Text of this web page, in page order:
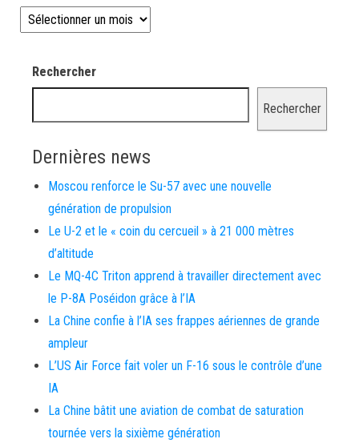
Les news depuis 2008
Rechercher
Rechercher
Dernières news
Moscou renforce le Su-57 avec une nouvelle
génération de propulsion
Le U-2 et le « coin du cercueil » à 21 000 mètres
d’altitude
Le MQ-4C Triton apprend à travailler directement avec
le P-8A Poséidon grâce à l’IA
La Chine confie à l’IA ses frappes aériennes de grande
ampleur
L’US Air Force fait voler un F-16 sous le contrôle d’une
IA
La Chine bâtit une aviation de combat de saturation
tournée vers la sixième génération